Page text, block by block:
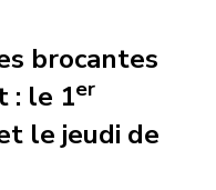
brocantes
: le 1er
le jeudi de